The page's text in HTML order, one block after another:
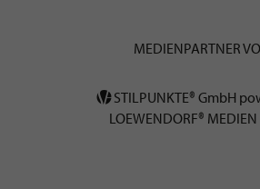
MEDIENPARTNER
STILPUNKTE® GmbH
LOEWENDORF®